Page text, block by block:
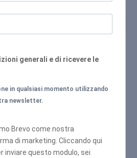
generali e di ricevere le
in qualsiasi momento utilizzando
newsletter.
Brevo come nostra
di marketing. Cliccando qui
inviare questo modulo, sei